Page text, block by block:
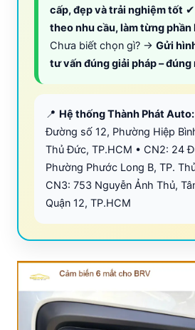
cấp, đẹp và trải nghiệm tốt ✔
theo nhu cầu, làm từng phần
Chưa biết chọn gì? → Gửi
tư vấn đúng giải pháp – đúng
📍 Hệ thống Thành Phát Auto:
Đường số 12, Phường Hiệp
Thủ Đức, TP.HCM • CN2: 24
Phường Phước Long B, TP.
CN3: 753 Nguyễn Ảnh Thủ,
Quận 12, TP.HCM